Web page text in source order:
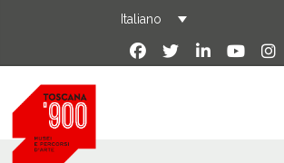
Italiano